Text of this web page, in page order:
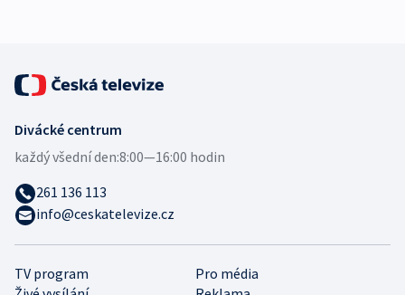
TV program
Pro média
Divácké centrum
každý všední den:8:00—16:00 hodin
261 136 113
info@ceskatelevize.cz